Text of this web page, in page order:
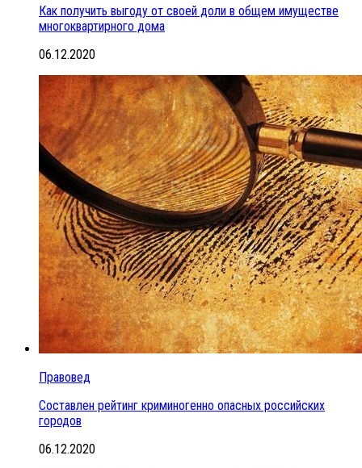
Как получить выгоду от своей доли в общем имуществе
многоквартирного дома
06.12.2020
Правовед
Составлен рейтинг криминогенно опасных российских
городов
06.12.2020